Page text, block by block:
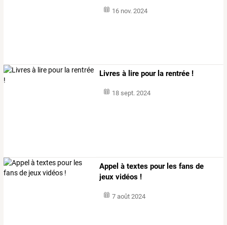
16 nov. 2024
Livres à lire pour la rentrée !
18 sept. 2024
Appel à textes pour les fans de
jeux vidéos !
7 août 2024